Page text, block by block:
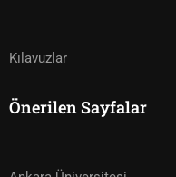
Kılavuzlar
Önerilen Sayfalar